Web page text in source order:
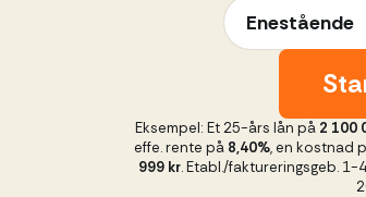
Enestående
Eksempel: Et 25-års lån på2 100
effe. rente på 8,40%, en kostnad
999 kr. Etabl./faktureringsgeb.